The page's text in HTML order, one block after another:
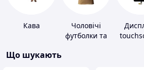
Кава
Чоловічі
футболки та
Що шукають